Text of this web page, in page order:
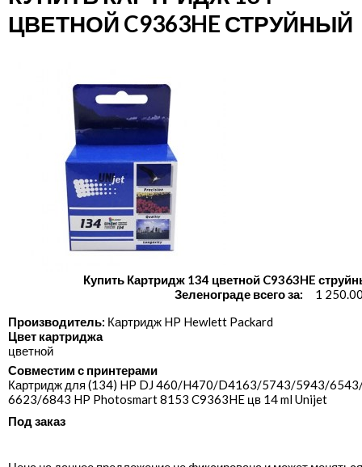
ЦВЕТНОЙ C9363HE СТРУЙНЫЙ
Купить Картридж 134 цветной C9363HE
Зеленограде всего за:
1
Производитель: Картридж HP Hewlett Packard
Цвет картриджа
цветной
Совместим с принтерами
Картридж для (134) HP DJ 460/​H470/​D4163/​5743/​5943/​
6623/​6843 HP Photosmart 8153 C9363HE цв 14 ml Unijet
Под заказ